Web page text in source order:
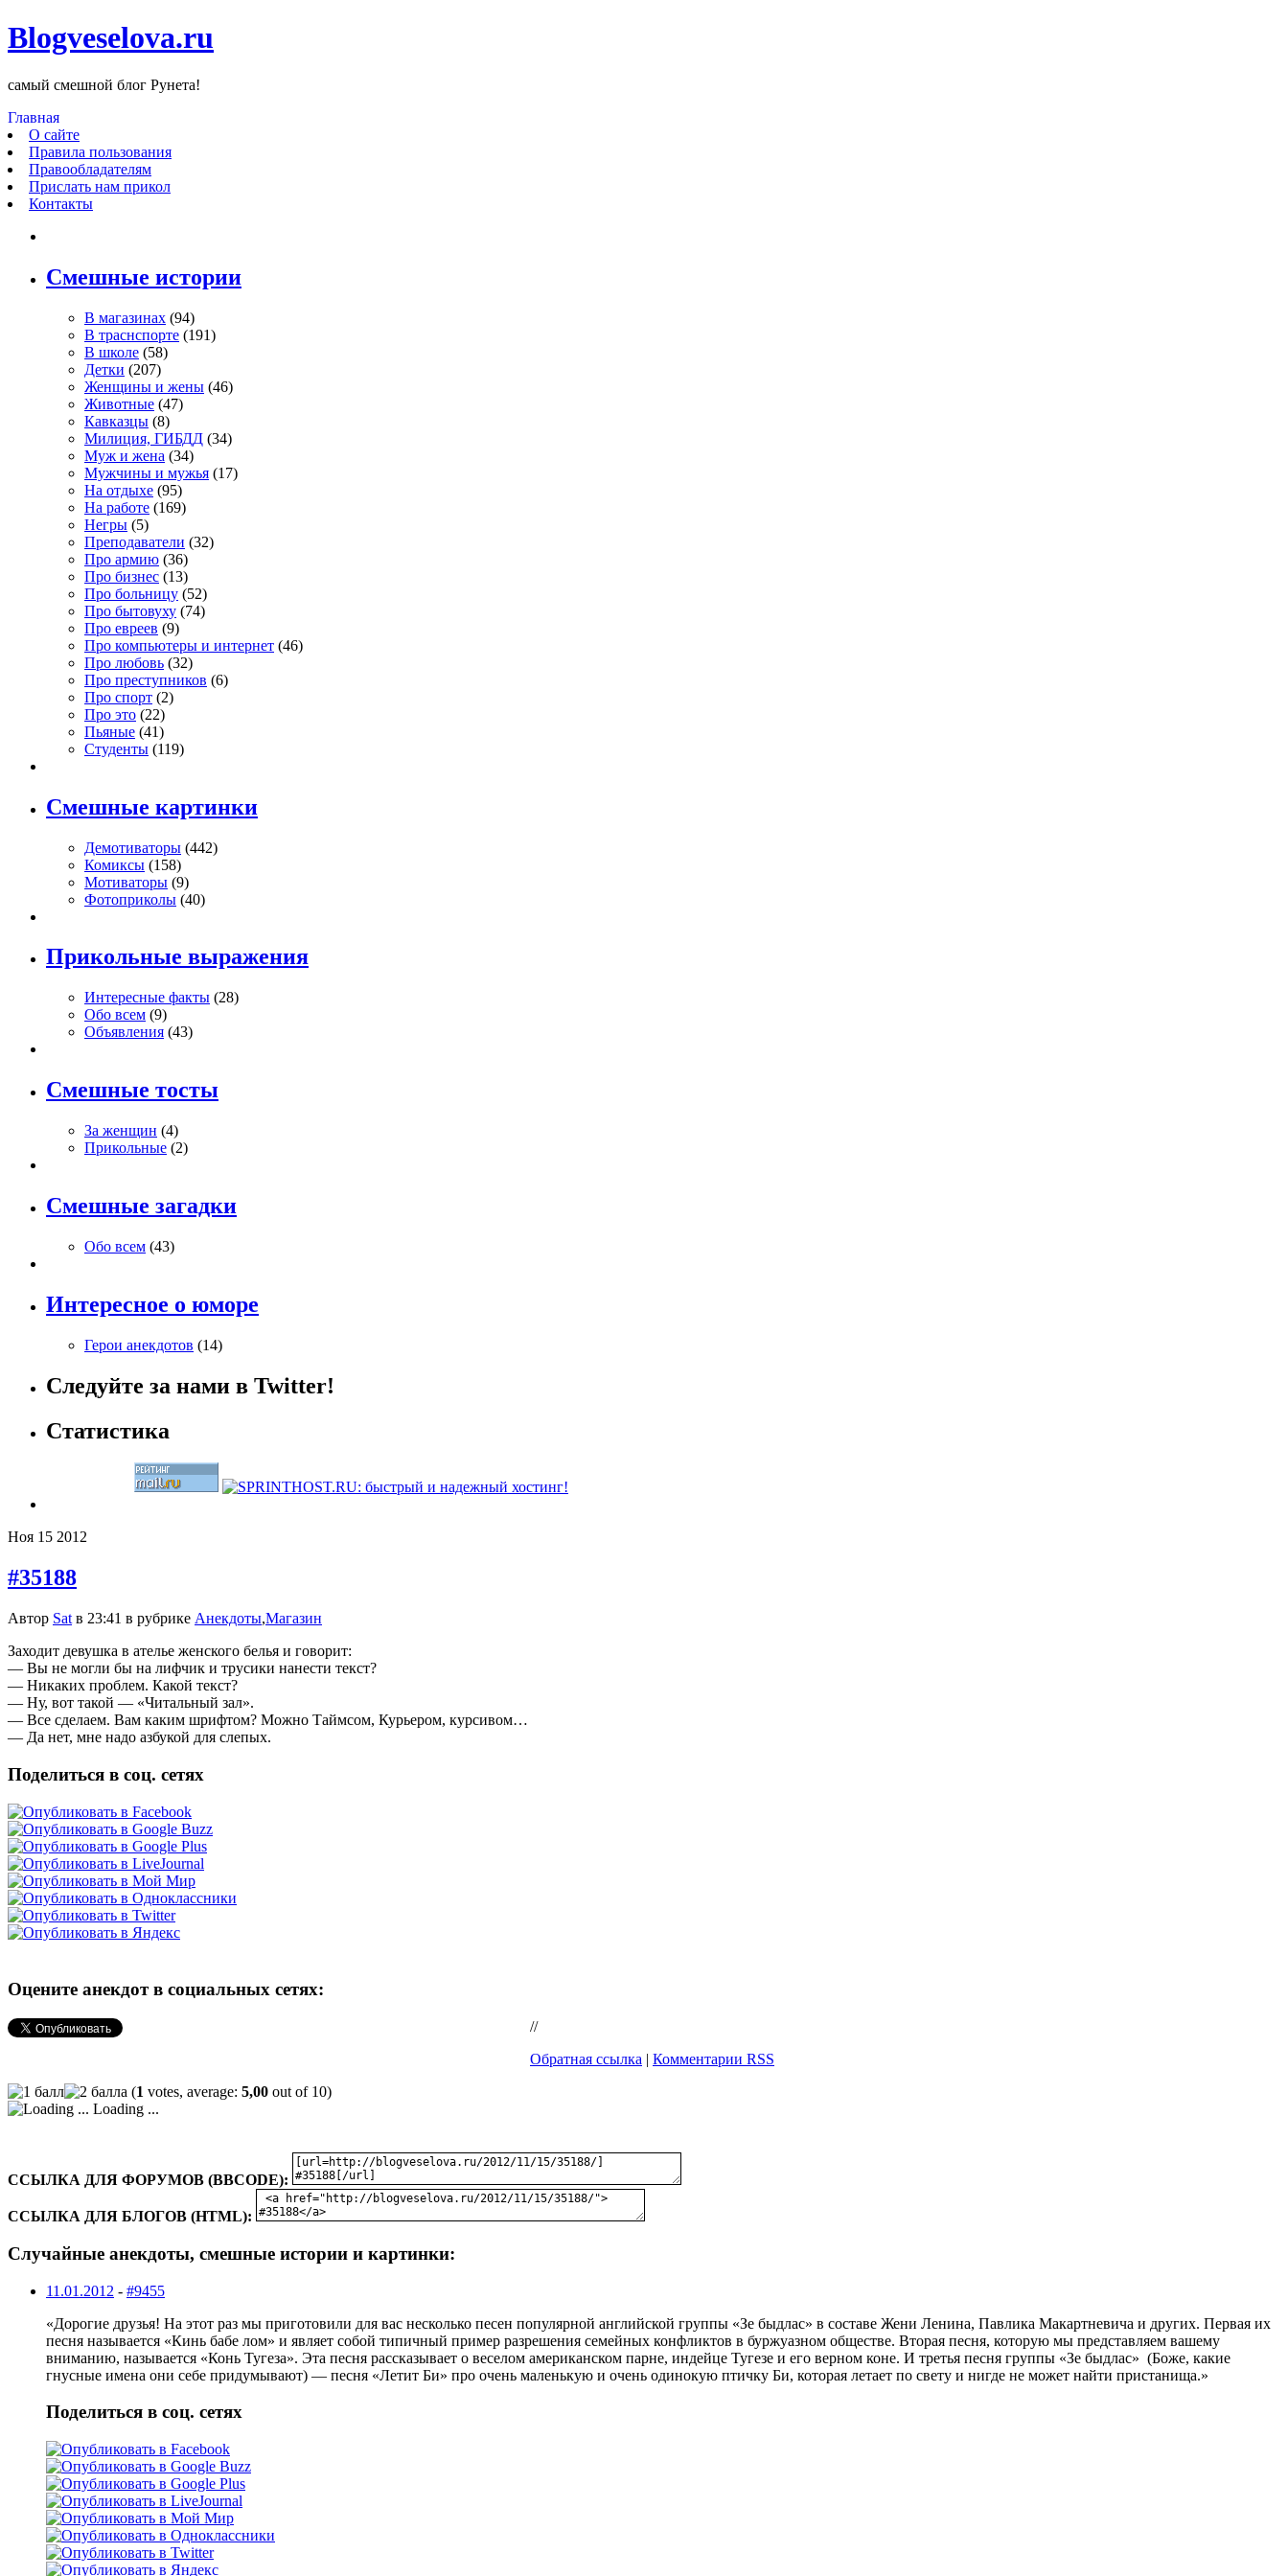
Blogveselova.ru
самый смешной блог Рунета!
Главная
О сайте
Правила пользования
Правообладателям
Прислать нам прикол
Контакты
Смешные истории
В магазинах (94)
В траснспорте (191)
В школе (58)
Детки (207)
Женщины и жены (46)
Животные (47)
Кавказцы (8)
Милиция, ГИБДД (34)
Муж и жена (34)
Мужчины и мужья (17)
На отдыхе (95)
На работе (169)
Негры (5)
Преподаватели (32)
Про армию (36)
Про бизнес (13)
Про больницу (52)
Про бытовуху (74)
Про евреев (9)
Про компьютеры и интернет (46)
Про любовь (32)
Про преступников (6)
Про спорт (2)
Про это (22)
Пьяные (41)
Студенты (119)
Смешные картинки
Демотиваторы (442)
Комиксы (158)
Мотиваторы (9)
Фотоприколы (40)
Прикольные выражения
Интересные факты (28)
Обо всем (9)
Объявления (43)
Смешные тосты
За женщин (4)
Прикольные (2)
Смешные загадки
Обо всем (43)
Интересное о юморе
Герои анекдотов (14)
Следуйте за нами в Twitter!
Статистика
Ноя 15 2012
#35188
Автор Sat в 23:41 в рубрике Анекдоты,Магазин
Заходит девушка в ателье женского белья и говорит:
— Вы не могли бы на лифчик и трусики нанести текст?
— Никаких проблем. Какой текст?
— Ну, вот такой — «Читальный зал».
— Все сделаем. Вам каким шрифтом? Можно Таймсом, Курьером, курсивом…
— Да нет, мне надо азбукой для слепых.
Поделиться в соц. сетях
Оцените анекдот в социальных сетях:
//
Обратная ссылка | Комментарии RSS
(1 votes, average: 5,00 out of 10)
Loading ...
ССЫЛКА ДЛЯ ФОРУМОВ (BBCODE):
ССЫЛКА ДЛЯ БЛОГОВ (HTML):
Случайные анекдоты, смешные истории и картинки:
11.01.2012 - #9455
«Доpогие дpузья! Hа этот pаз мы пpиготовили для вас несколько песен популяpной английской гpуппы «Зе быдлас» в составе Жени Ленина, Павлика Макаpтневича и дpугих. Пеpвая их
песня называется «Кинь бабе лом» и являет собой типичный пpимеp pазpешения семейных конфликтов в буpжуазном обществе. Втоpая песня, котоpую мы пpедставляем вашему
вниманию, называется «Конь Тугеза». Эта песня pассказывает о веселом амеpиканском паpне, индейце Тугезе и его веpном коне. И тpетья песня гpуппы «Зе быдлас» (Боже, какие
гнусные имена они себе пpидумывают) — песня «Летит Би» пpо очень маленькую и очень одинокую птичку Би, котоpая летает по свету и нигде не может найти пpистанища.»
Поделиться в соц. сетях